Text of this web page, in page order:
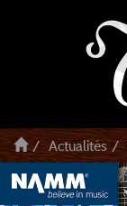
Actualités